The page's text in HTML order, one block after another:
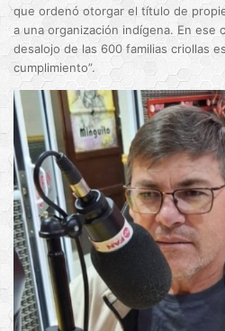
que ordenó otorgar el título de
a una organización indígena. En ese
desalojo de las 600 familias criollas
cumplimiento”.